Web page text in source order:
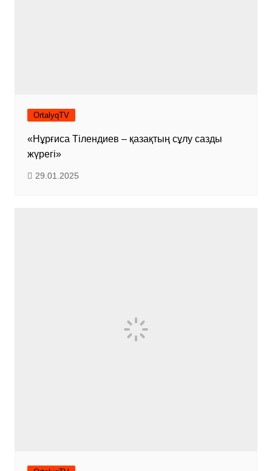
OrtalyqTV
«Нұрғиса Тілендиев – қазақтың сұлу сазды
жүрегі»
29.01.2025